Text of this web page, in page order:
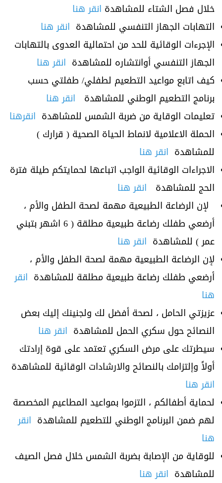
خلال فصل الشتاء للمشاهدة انقر هنا
التهابات الجهاز التنفسي للمشاهدة انقر هنا
الإجرءات الوقائية للحد من احتمالية العدوى بالتهابات
الجهاز التنفسي أوانتشاره للمشاهدة انقر هنا
كيف اتابع مواعيد التطعيم لطفلي/ طفلتي حسب
برنامج التطعيم الوطني للمشاهدة انقر هنا
تعليمات الوقاية من ضربة الشمس للمشاهدة انقرهنا
الحملة الاعلامية لانماط الحياة الصحية ( قرارك )
للمشاهدة انقر هنا
الاجراءات الوقائية الواجب اتباعها لحمايتكم طيلة فترة
الحج للمشاهدة انقر هنا
لإن الرضاعة الطبيعية مهمة لصحة الطفل والأم ،
أرضعي طفلك رضاعة طبيعية مطلقة ( 6 اشهر بتبني
عمر ) للمشاهدة انقر هنا
لإن الرضاعة الطبيعية مهمة لصحة الطفل والأم ،
أرضعي طفلك رضاعة طبيعية مطلقة للمشاهدة انقر
هنا
عزيزتي الحامل ، لصحة أفضل لك ولجنينك إليك بعض
النصائح حول سكري الحمل للمشاهدة انقر هنا
سيطرتك على مرض السكري تعتمد على قوة إرادتك
أولاً وإلتزامك بالنصائح والارشادات الوقائية للمشاهدة
انقر هنا
لحماية أطفالكم ، التزموا بمواعيد المطاعيم المخصصة
لهم ضمن البرنامج الوطني للتطعيم للمشاهدة انقر
هنا
للوقاية من الإصابة بضربة الشمس خلال فصل الصيف
للمشاهدة انقر هنا